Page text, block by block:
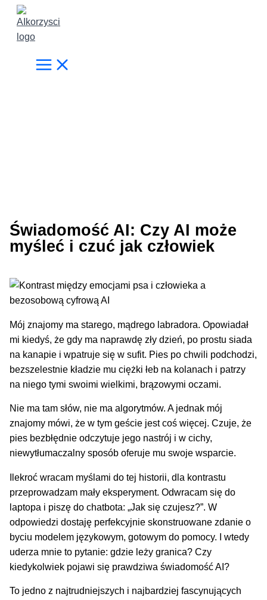
Przejdź
treści
Świadomość AI: Czy AI może
myśleć i czuć jak człowiek
Mój znajomy ma starego, mądrego labradora. Opowiadał
mi kiedyś, że gdy ma naprawdę zły dzień, po prostu siada
na kanapie i wpatruje się w sufit. Pies po chwili podchodzi,
bezszelestnie kładzie mu ciężki łeb na kolanach i patrzy
na niego tymi swoimi wielkimi, brązowymi oczami.
Nie ma tam słów, nie ma algorytmów. A jednak mój
znajomy mówi, że w tym geście jest coś więcej. Czuje, że
pies bezbłędnie odczytuje jego nastrój i w cichy,
niewytłumaczalny sposób oferuje mu swoje wsparcie.
Ilekroć wracam myślami do tej historii, dla kontrastu
przeprowadzam mały eksperyment. Odwracam się do
laptopa i piszę do chatbota: „Jak się czujesz?”. W
odpowiedzi dostaję perfekcyjnie skonstruowane zdanie o
byciu modelem językowym, gotowym do pomocy. I wtedy
uderza mnie to pytanie: gdzie leży granica? Czy
kiedykolwiek pojawi się prawdziwa świadomość AI?
To jedno z najtrudniejszych i najbardziej fascynujących